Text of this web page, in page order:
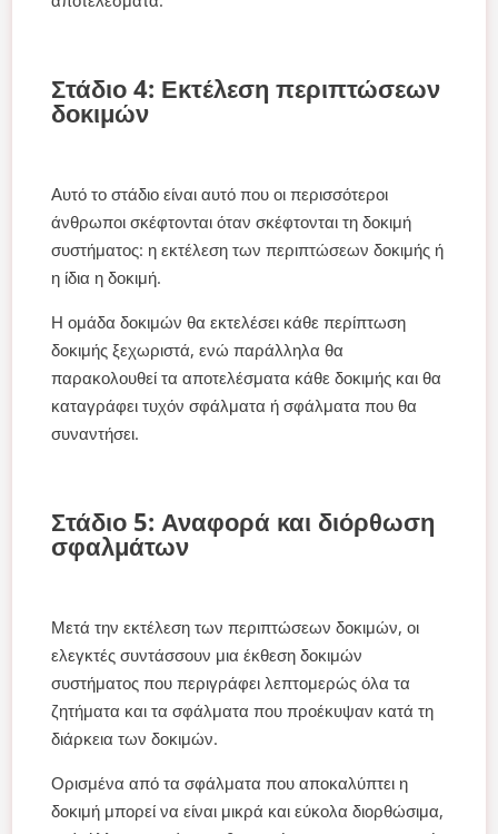
Στάδιο 4: Εκτέλεση περιπτώσεων
δοκιμών
Αυτό το στάδιο είναι αυτό που οι περισσότεροι
άνθρωποι σκέφτονται όταν σκέφτονται τη δοκιμή
συστήματος: η εκτέλεση των περιπτώσεων δοκιμής ή
η ίδια η δοκιμή.
Η ομάδα δοκιμών θα εκτελέσει κάθε περίπτωση
δοκιμής ξεχωριστά, ενώ παράλληλα θα
παρακολουθεί τα αποτελέσματα κάθε δοκιμής και θα
καταγράφει τυχόν σφάλματα ή σφάλματα που θα
συναντήσει.
Στάδιο 5: Αναφορά και διόρθωση
σφαλμάτων
Μετά την εκτέλεση των περιπτώσεων δοκιμών, οι
ελεγκτές συντάσσουν μια έκθεση δοκιμών
συστήματος που περιγράφει λεπτομερώς όλα τα
ζητήματα και τα σφάλματα που προέκυψαν κατά τη
διάρκεια των δοκιμών.
Ορισμένα από τα σφάλματα που αποκαλύπτει η
δοκιμή μπορεί να είναι μικρά και εύκολα διορθώσιμα,